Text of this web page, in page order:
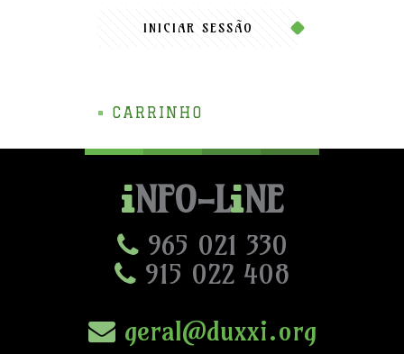
INICIAR SESSÃO
CARRINHO
NFO-L NE
965 021 330
915 022 408
geral@duxxi.org